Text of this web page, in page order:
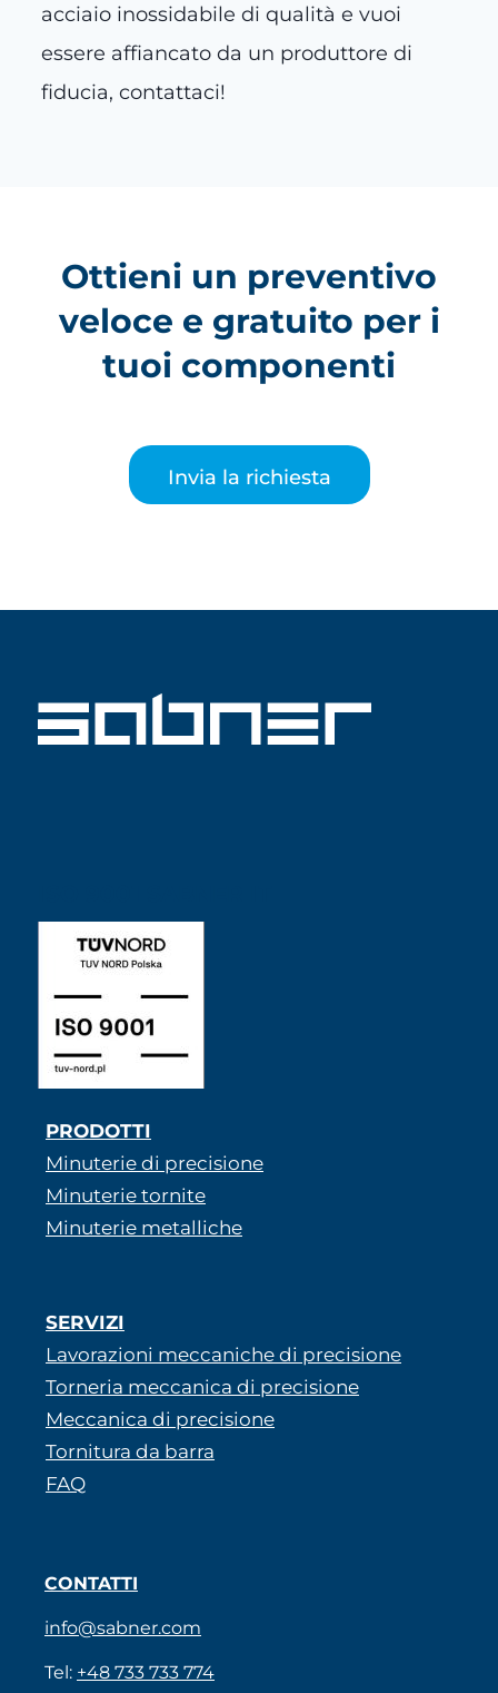
acciaio inossidabile di qualità e vuoi
essere affiancato da un produttore di
fiducia, contattaci!
Ottieni un preventivo
veloce e gratuito per i
tuoi componenti
Invia la richiesta
PRODOTTI
Minuterie di precisione
Minuterie tornite
Minuterie metalliche
SERVIZI
Lavorazioni meccaniche di precisione
Torneria meccanica di precisione
Meccanica di precisione
Tornitura da barra
FAQ
CONTATTI
info@sabner.com
Tel: +48 733 733 774